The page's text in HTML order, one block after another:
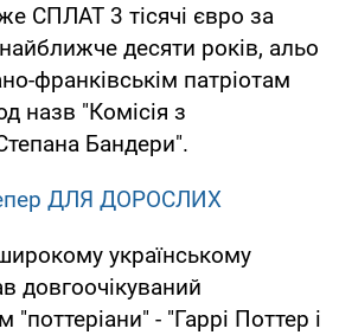
СПЛАТ 3 тісячі євро за
десяти років, альо
франківськім патріотам
назв "Комісія з
Бандери".
ДЛЯ ДОРОСЛИХ
українському
довгоочікуваний
- "Гаррі Поттер і